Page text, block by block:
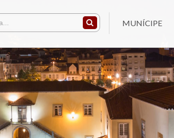
MUNÍCIPE